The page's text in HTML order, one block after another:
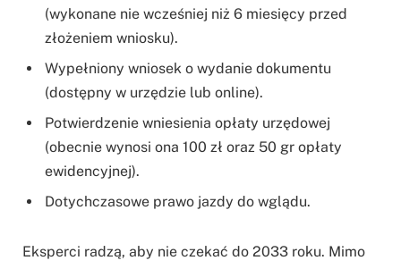
(wykonane nie wcześniej niż 6 miesięcy przed
złożeniem wniosku).
Wypełniony wniosek o wydanie dokumentu
(dostępny w urzędzie lub online).
Potwierdzenie wniesienia opłaty urzędowej
(obecnie wynosi ona 100 zł oraz 50 gr opłaty
ewidencyjnej).
Dotychczasowe prawo jazdy do wglądu.
Eksperci radzą, aby nie czekać do 2033 roku. Mimo